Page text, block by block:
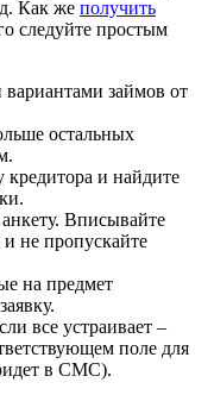
кто
подобных
проценты,
Как же получить
следуйте простым
займов от
остальных
и найдите
Вписывайте
не пропускайте
на предмет
все устраивает –
поле для
в СМС).